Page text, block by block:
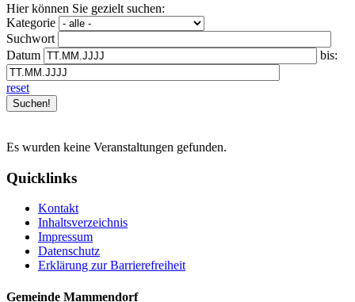
Hier können Sie gezielt suchen:
Kategorie
Suchwort
Datum
bis:
reset
Es wurden keine Veranstaltungen gefunden.
Quicklinks
Kontakt
Inhaltsverzeichnis
Impressum
Datenschutz
Erklärung zur Barrierefreiheit
Gemeinde Mammendorf